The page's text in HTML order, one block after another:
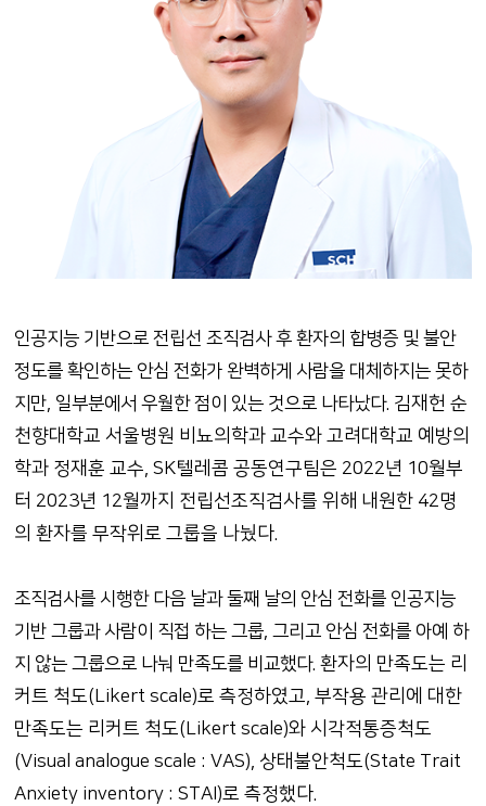
인공지능 기반으로 전립선 조직검사 후 환자의 합병증 및 불안
정도를 확인하는 안심 전화가 완벽하게 사람을 대체하지는 못하
지만, 일부분에서 우월한 점이 있는 것으로 나타났다. 김재헌 순
천향대학교 서울병원 비뇨의학과 교수와 고려대학교 예방의
학과 정재훈 교수, SK텔레콤 공동연구팀은 2022년 10월부
터 2023년 12월까지 전립선조직검사를 위해 내원한 42명
의 환자를 무작위로 그룹을 나눴다.
조직검사를 시행한 다음 날과 둘째 날의 안심 전화를 인공지능
기반 그룹과 사람이 직접 하는 그룹, 그리고 안심 전화를 아예 하
지 않는 그룹으로 나눠 만족도를 비교했다.환자의 만족도는 리
커트 척도(Likert scale)로 측정하였고, 부작용 관리에 대한
만족도는 리커트 척도(Likert scale)와 시각적통증척도
(Visual analogue scale : VAS), 상태불안척도(State Trait
Anxiety inventory : STAI)로 측정했다.